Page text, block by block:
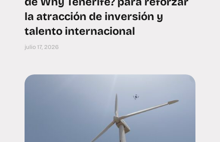
la atracción de inversión y
talento internacional
julio 17, 2026